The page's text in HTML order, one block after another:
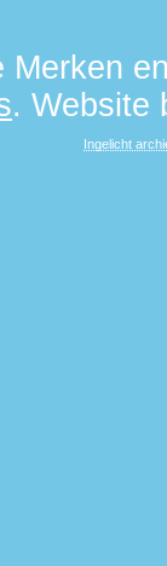
Merken
. Website
Ingelicht